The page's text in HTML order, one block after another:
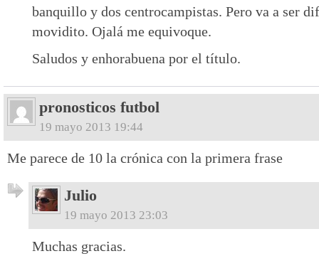
banquillo y dos centrocampistas. Pero va a ser
movidito. Ojalá me equivoque.
Saludos y enhorabuena por el título.
pronosticos futbol
19 mayo 2013 19:44
Me parece de 10 la crónica con la primera frase
Julio
19 mayo 2013 23:03
Muchas gracias.